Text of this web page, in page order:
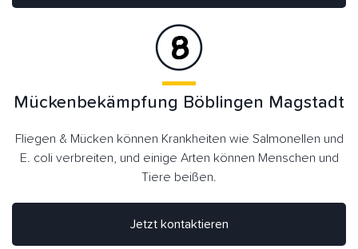
Jetzt kontaktieren
Mückenbekämpfung Böblingen Magstadt
Fliegen & Mücken können Krankheiten wie Salmonellen und
E. coli verbreiten, und einige Arten können Menschen und
Tiere beißen.